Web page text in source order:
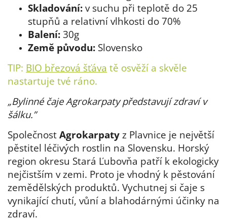
Skladování: v suchu při teplotě do 25
stupňů a relativní vlhkosti do 70%
Balení: 30g
Země původu: Slovensko
TIP: BIO březová šťáva tě osvěží a skvěle
nastartuje tvé ráno.
„Bylinné čaje Agrokarpaty představují zdraví v
šálku.”
Společnost Agrokarpaty z Plavnice je největší
pěstitel léčivých rostlin na Slovensku. Horský
region okresu Stará Ľubovňa patří k ekologicky
nejčistším v zemi. Proto je vhodný k pěstování
zemědělských produktů. Vychutnej si čaje s
vynikající chutí, vůní a blahodárnými účinky na
zdraví.